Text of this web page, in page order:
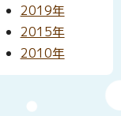
2019年
2015年
2010年